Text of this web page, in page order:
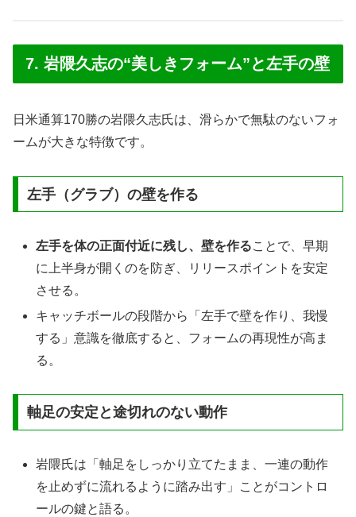
7. 岩隈久志の“美しきフォーム”と左手の壁
日米通算170勝の岩隈久志氏は、滑らかで無駄のないフォ
ームが大きな特徴です。
左手（グラブ）の壁を作る
左手を体の正面付近に残し、壁を作ることで、早期
に上半身が開くのを防ぎ、リリースポイントを安定
させる。
キャッチボールの段階から「左手で壁を作り、我慢
する」意識を徹底すると、フォームの再現性が高ま
る。
軸足の安定と途切れのない動作
岩隈氏は「軸足をしっかり立てたまま、一連の動作
を止めずに流れるように踏み出す」ことがコントロ
ールの鍵と語る。